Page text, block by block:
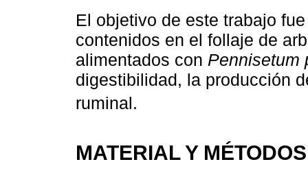
El objetivo de este trabajo
contenidos en el follaje de
alimentados con Pennisetum
digestibilidad, la producción
ruminal.
MATERIAL Y MÉTODOS